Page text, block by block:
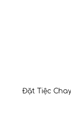
Đặt Tiệc